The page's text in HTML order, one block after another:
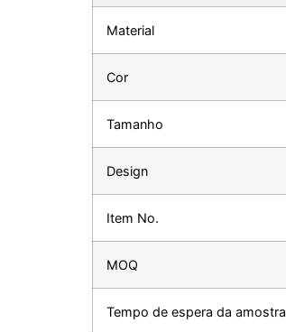
Material
Cor
Tamanho
Design
Item No.
MOQ
Tempo de espera da amostra